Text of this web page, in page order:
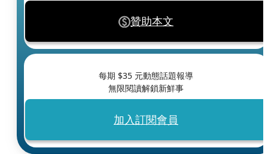
贊助本文
每期 $35 元動態話題報導
無限閱讀解鎖新鮮事
加入訂閱會員